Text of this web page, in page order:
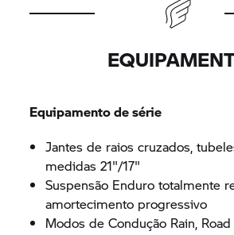
Equipamento de série
Jantes de raios cruzados,
medidas 21"/17"
Suspensão Enduro totalmente
amortecimento progressivo
Modos de Condução Rain,